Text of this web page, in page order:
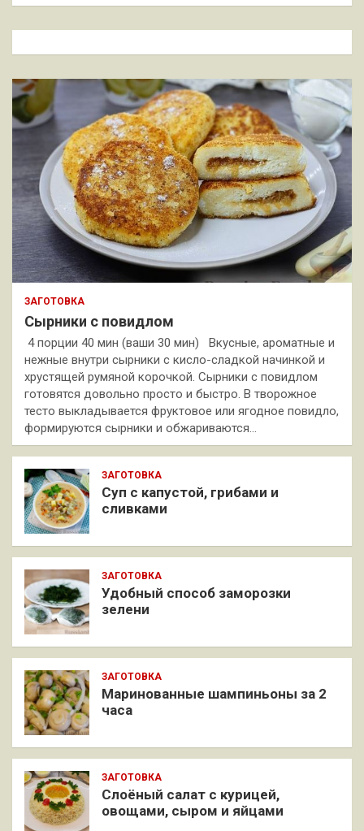
к
ЗАГОТОВКА
Сырники с повидлом
4 порции 40 мин (ваши 30 мин) Вкусные, ароматные и
нежные внутри сырники с кисло-сладкой начинкой и
хрустящей румяной корочкой. Сырники с повидлом
готовятся довольно просто и быстро. В творожное
тесто выкладывается фруктовое или ягодное повидло,
формируются сырники и обжариваются…
ЗАГОТОВКА
Суп с капустой, грибами и
сливками
ЗАГОТОВКА
Удобный способ заморозки
зелени
ЗАГОТОВКА
Маринованные шампиньоны за 2
часа
ЗАГОТОВКА
Слоёный салат с курицей,
овощами, сыром и яйцами